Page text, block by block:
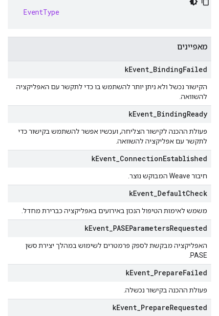
EventType
מאפיינים
kEvent BindingFailed
הקישור נכשל ולא ניתן יותר להשתמש בו כדי לתקשר עם האפליקציה
להשוואה.
kEvent BindingReady
פעולת ההכנה לקישור הצליחה, ועכשיו אפשר להשתמש בקישור כדי
לתקשר עם אפליקציה להשוואה.
kEvent ConnectionEstablished
חיבור Weave המבוקש נוצר.
kEvent DefaultCheck
משמש לאימות הטיפול הנכון באירועים באפליקציה כברירת מחדל.
kEvent PASEParametersRequested
האפליקציה מבקשת לספק פרמטרים לשימוש במהלך יצירת סשן
PASE.
kEvent PrepareFailed
פעולת ההכנה בקישור נכשלה.
kEvent PrepareRequested